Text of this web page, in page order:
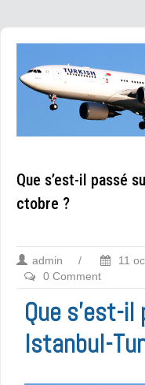
Que s’est-il passé
ctobre ?
admin / 11
0 Comment
Que s’est-
Istanbul-